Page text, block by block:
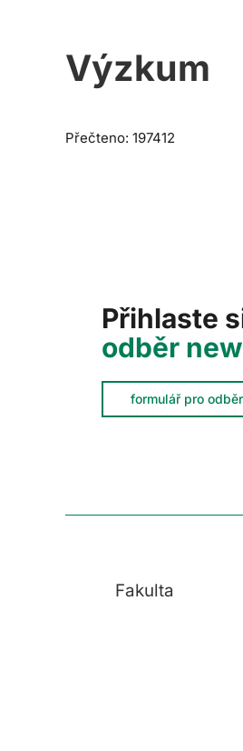
Výzkum
Přečteno: 197412
Přihlaste
odběr
formulář pro odběr
Fakulta